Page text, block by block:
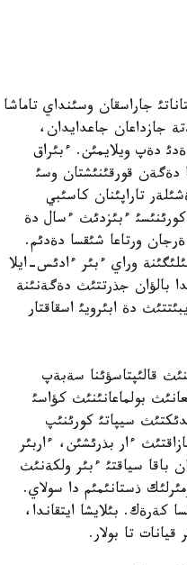
جاراسقان وسئنداي تاماشا
جازداعان جاعدايدان،
دةپ ويلايمئن. ءبئراق
دةگةن قورقئنئشتان وسئ
تاراپئنان كاسئبي
ءبئزدئث ءسال دة
ورتاعا شئقسا دةدئم.
وراي ءبئر ءادئس-ايلا
بالؤان جذرتتئث دةگةنئنة
دة ابئرويئ اسقاقتار
قالئپتاسؤئنا سةبةپ
بولماعانئنئث كؤاسئ
سيپاتئ كورئنئپ
ءار بذرئشئن، ءاربئر
باقا سياقتئ ءبئر ولكةنئث
ذستانئمئم دا سولاي.
بئلايشا ايتقاندا،
تا بولار.